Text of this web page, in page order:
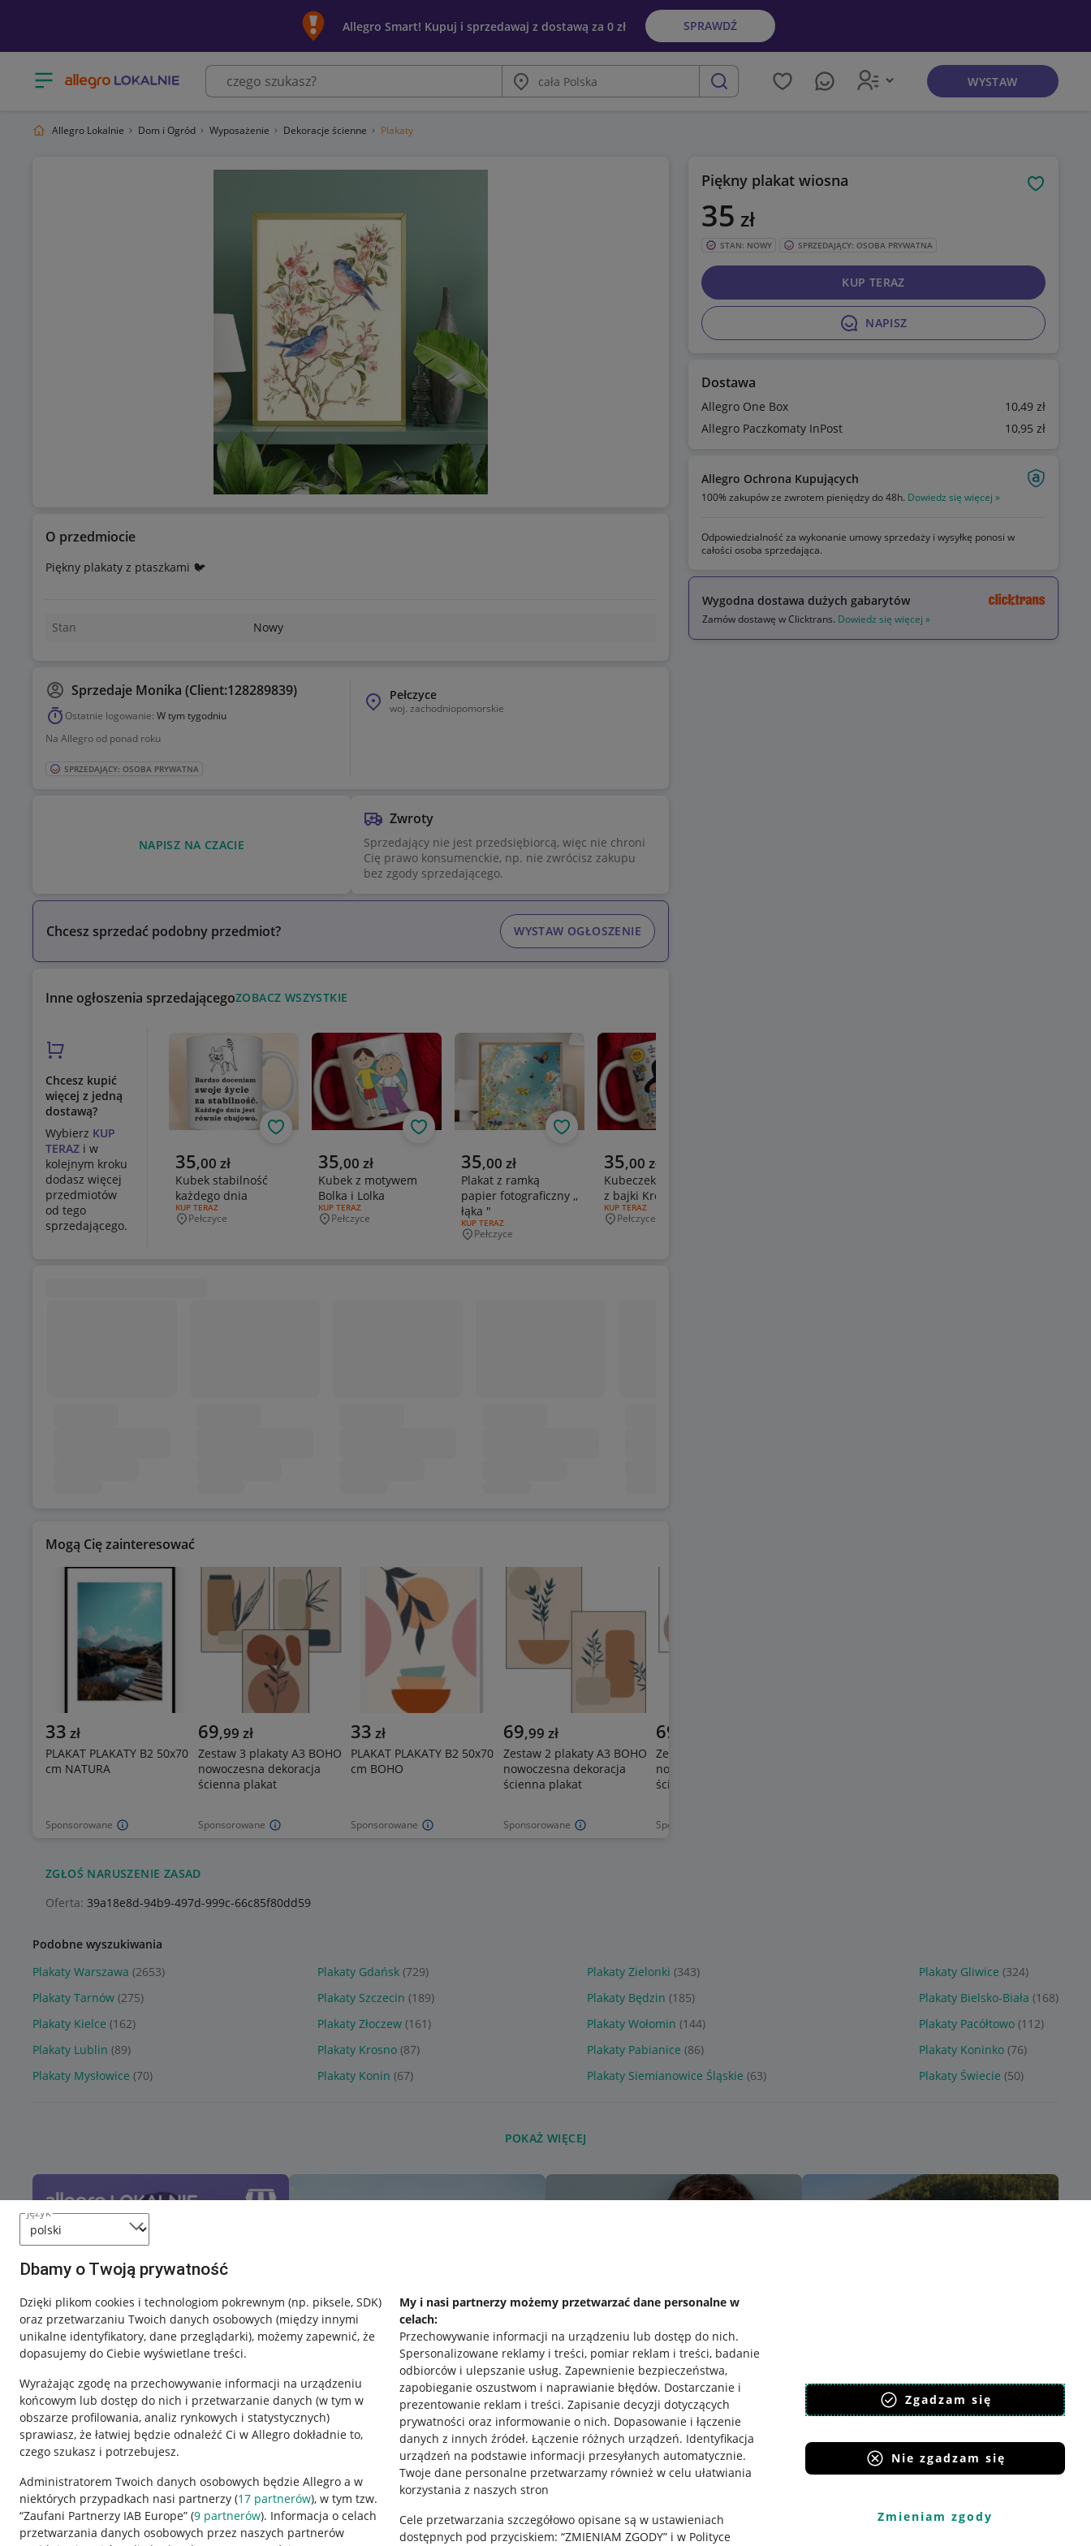
język
Dbamy o Twoją prywatność
Dzięki plikom cookies i technologiom pokrewnym (np. piksele, SDK)
oraz przetwarzaniu Twoich danych osobowych (między innymi
unikalne identyfikatory, dane przeglądarki), możemy zapewnić, że
dopasujemy do Ciebie wyświetlane treści.
Wyrażając zgodę na przechowywanie informacji na urządzeniu
końcowym lub dostęp do nich i przetwarzanie danych (w tym w
obszarze profilowania, analiz rynkowych i statystycznych)
sprawiasz, że łatwiej będzie odnaleźć Ci w Allegro dokładnie to,
czego szukasz i potrzebujesz.
Administratorem Twoich danych osobowych będzie Allegro a w
niektórych przypadkach nasi partnerzy (17 partnerów), w tym tzw.
“Zaufani Partnerzy IAB Europe” (9 partnerów). Informacja o celach
przetwarzania danych osobowych przez naszych partnerów
My i nasi partnerzy możemy przetwarzać dane personalne w
celach:
Przechowywanie informacji na urządzeniu lub dostęp do nich.
Spersonalizowane reklamy i treści, pomiar reklam i treści, badanie
odbiorców i ulepszanie usług. Zapewnienie bezpieczeństwa,
zapobieganie oszustwom i naprawianie błędów. Dostarczanie i
prezentowanie reklam i treści. Zapisanie decyzji dotyczących
prywatności oraz informowanie o nich. Dopasowanie i łączenie
danych z innych źródeł. Łączenie różnych urządzeń. Identyfikacja
urządzeń na podstawie informacji przesyłanych automatycznie.
Twoje dane personalne przetwarzamy również w celu ułatwiania
korzystania z naszych stron
Cele przetwarzania szczegółowo opisane są w ustawieniach
dostępnych pod przyciskiem: “ZMIENIAM ZGODY” i w Polityce
Zgadzam się
Nie zgadzam się
Zmieniam zgody
Allegro Smart! Kupuj i sprzedawaj z dostawą za 0 zł SPRAWDŹ
Otwórz menu z kategoriami
Miasto
szukaj
WYSTAW
Piękny plakat wiosna Obserwuj
35 zł
STAN: NOWY SPRZEDAJĄCY: OSOBA PRYWATNA
NAPISZ
KUP TERAZ
Dostawa
Allegro One Box 10,49 zł
Allegro Paczkomaty InPost
10,95 zł
Allegro Ochrona Kupujących
100% zakupów ze zwrotem pieniędzy do 48h. Dowiedz się więcej »
Odpowiedzialność za wykonanie umowy sprzedaży i wysyłkę ponosi w
całości osoba sprzedająca.
Wygodna dostawa dużych gabarytów
Zamów dostawę w Clicktrans. Dowiedz się więcej »
O przedmiocie
Piękny plakaty z ptaszkami 🐦
Stan Nowy
Sprzedaje Monika (Client:128289839)
Ostatnie logowanie: W tym tygodniu
Na Allegro od ponad roku
SPRZEDAJĄCY: OSOBA PRYWATNA
Pełczyce
woj. zachodniopomorskie
NAPISZ NA CZACIE
Zwroty
Sprzedający nie jest przedsiębiorcą, więc nie chroni
Cię prawo konsumenckie, np. nie zwrócisz zakupu
bez zgody sprzedającego.
Inne ogłoszenia sprzedającegoZOBACZ WSZYSTKIE
Chcesz kupić
więcej z jedną
dostawą?
Wybierz KUP
TERAZ i w
kolejnym kroku
dodasz więcej
przedmiotów
od tego
sprzedającego.
Aktualna cena
35,00 zł
Kubek stabilność
każdego dnia
RODZAJ OFERTY:
KUP TERAZ
Miejscowość
Pełczyce
Obserwuj
Aktualna cena
35,00 zł
Kubek z motywem
Bolka i Lolka
RODZAJ OFERTY:
KUP TERAZ
Miejscowość
Pełczyce
Obserwuj
Aktualna cena
35,00 zł
Plakat z ramką
papier fotograficzny ,,
łąka "
RODZAJ OFERTY:
KUP TERAZ
Miejscowość
Pełczyce
Obserwuj
Aktualna cena
35,00 zł
Kubeczek z postacią
z bajki Krecik
RODZAJ OFERTY:
KUP TERAZ
Miejscowość
Pełczyce
Mogą Cię zainteresować
Sponsorowane
33 zł
PLAKAT PLAKATY B2 50x70
cm NATURA
Sponsorowane
69,99 zł
Zestaw 3 plakaty A3 BOHO
nowoczesna dekoracja
ścienna plakat
Sponsorowane
33 zł
PLAKAT PLAKATY B2 50x70
cm BOHO
Sponsorowane
69,99 zł
Zestaw 2 plakaty A3 BOHO
nowoczesna dekoracja
ścienna plakat
Sponsorowane
69
Zestaw 3 plakaty A3 BOHO
nowoczesna dekoracja
ścienna plakat
Allegro Lokalnie Dom i Ogród Wyposażenie Dekoracje ścienne Plakaty
Chcesz sprzedać podobny przedmiot? WYSTAW OGŁOSZENIE
ZGŁOŚ NARUSZENIE ZASAD
Oferta: 39a18e8d-94b9-497d-999c-66c85f80dd59
Podobne wyszukiwania
Plakaty Warszawa (2653) Plakaty Gdańsk (729) Plakaty Zielonki (343) Plakaty Gliwice (324)
Plakaty Tarnów (275) Plakaty Szczecin (189) Plakaty Będzin (185) Plakaty Bielsko-Biała (168)
Plakaty Kielce (162) Plakaty Złoczew (161) Plakaty Wołomin (144) Plakaty Pacółtowo (112)
Plakaty Lublin (89) Plakaty Krosno (87) Plakaty Pabianice (86) Plakaty Koninko (76)
Plakaty Mysłowice (70) Plakaty Konin (67) Plakaty Siemianowice Śląskie (63) Plakaty Świecie (50)
POKAŻ WIĘCEJ
Przydatne informacje
Jak to działa
Napisz do nas
Regulamin
Polityka plików "cookies"
Pobierz aplikację